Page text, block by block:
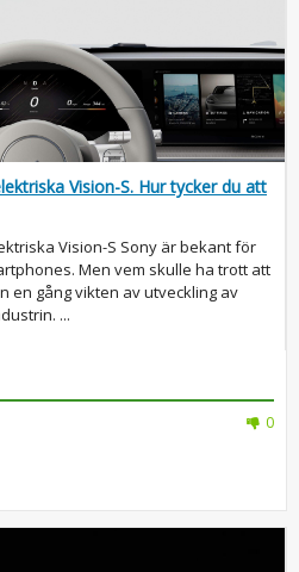
Vision-S. Hur tycker du att
Vision-S Sony är bekant för
Men vem skulle ha trott att
en gång vikten av utveckling av
...
0